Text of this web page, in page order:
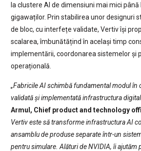
la clustere AI de dimensiuni mai mici până
gigawaților. Prin stabilirea unor designuri
de bloc, cu interfețe validate, Vertiv își
scalarea, îmbunătățind în același timp
implementării, coordonarea sistemelor și
operațională.
„Fabricile AI schimbă fundamental modul în
validată și implementată infrastructura
Armul, Chief product and technology
Vertiv este să transforme infrastructura AI
ansamblu de produse separate într-un
pentru simulare. Alături de NVIDIA, îi ajutăm